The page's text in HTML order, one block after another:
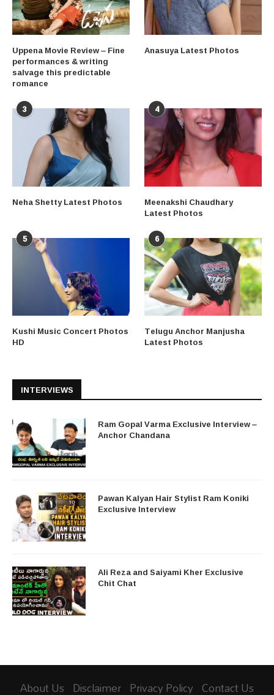
Uppena Movie Review – Fine
performances & writing
salvage this predictable
romance
Anasuya Latest Photos
3
Neha Shetty Latest Photos
4
Meenakshi Chaudhary
Latest Photos
5
Kushi Music Concert Photos
HD
6
Telugu Anchor Manjusha
Latest Photos
INTERVIEWS
Ram Gopal Varma Exclusive Interview –
Anchor Chandana
Pawan Kalyan Hair Stylist Ram Koniki
Exclusive Interview
Ali Reza and Saiyami Kher Exclusive
Chit Chat
About Us Disclaimer Privacy Policy Contact Us